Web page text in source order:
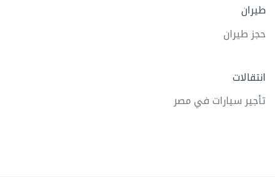
طيران
حجز طيران
انتقالات
تأجير سيارات في مصر